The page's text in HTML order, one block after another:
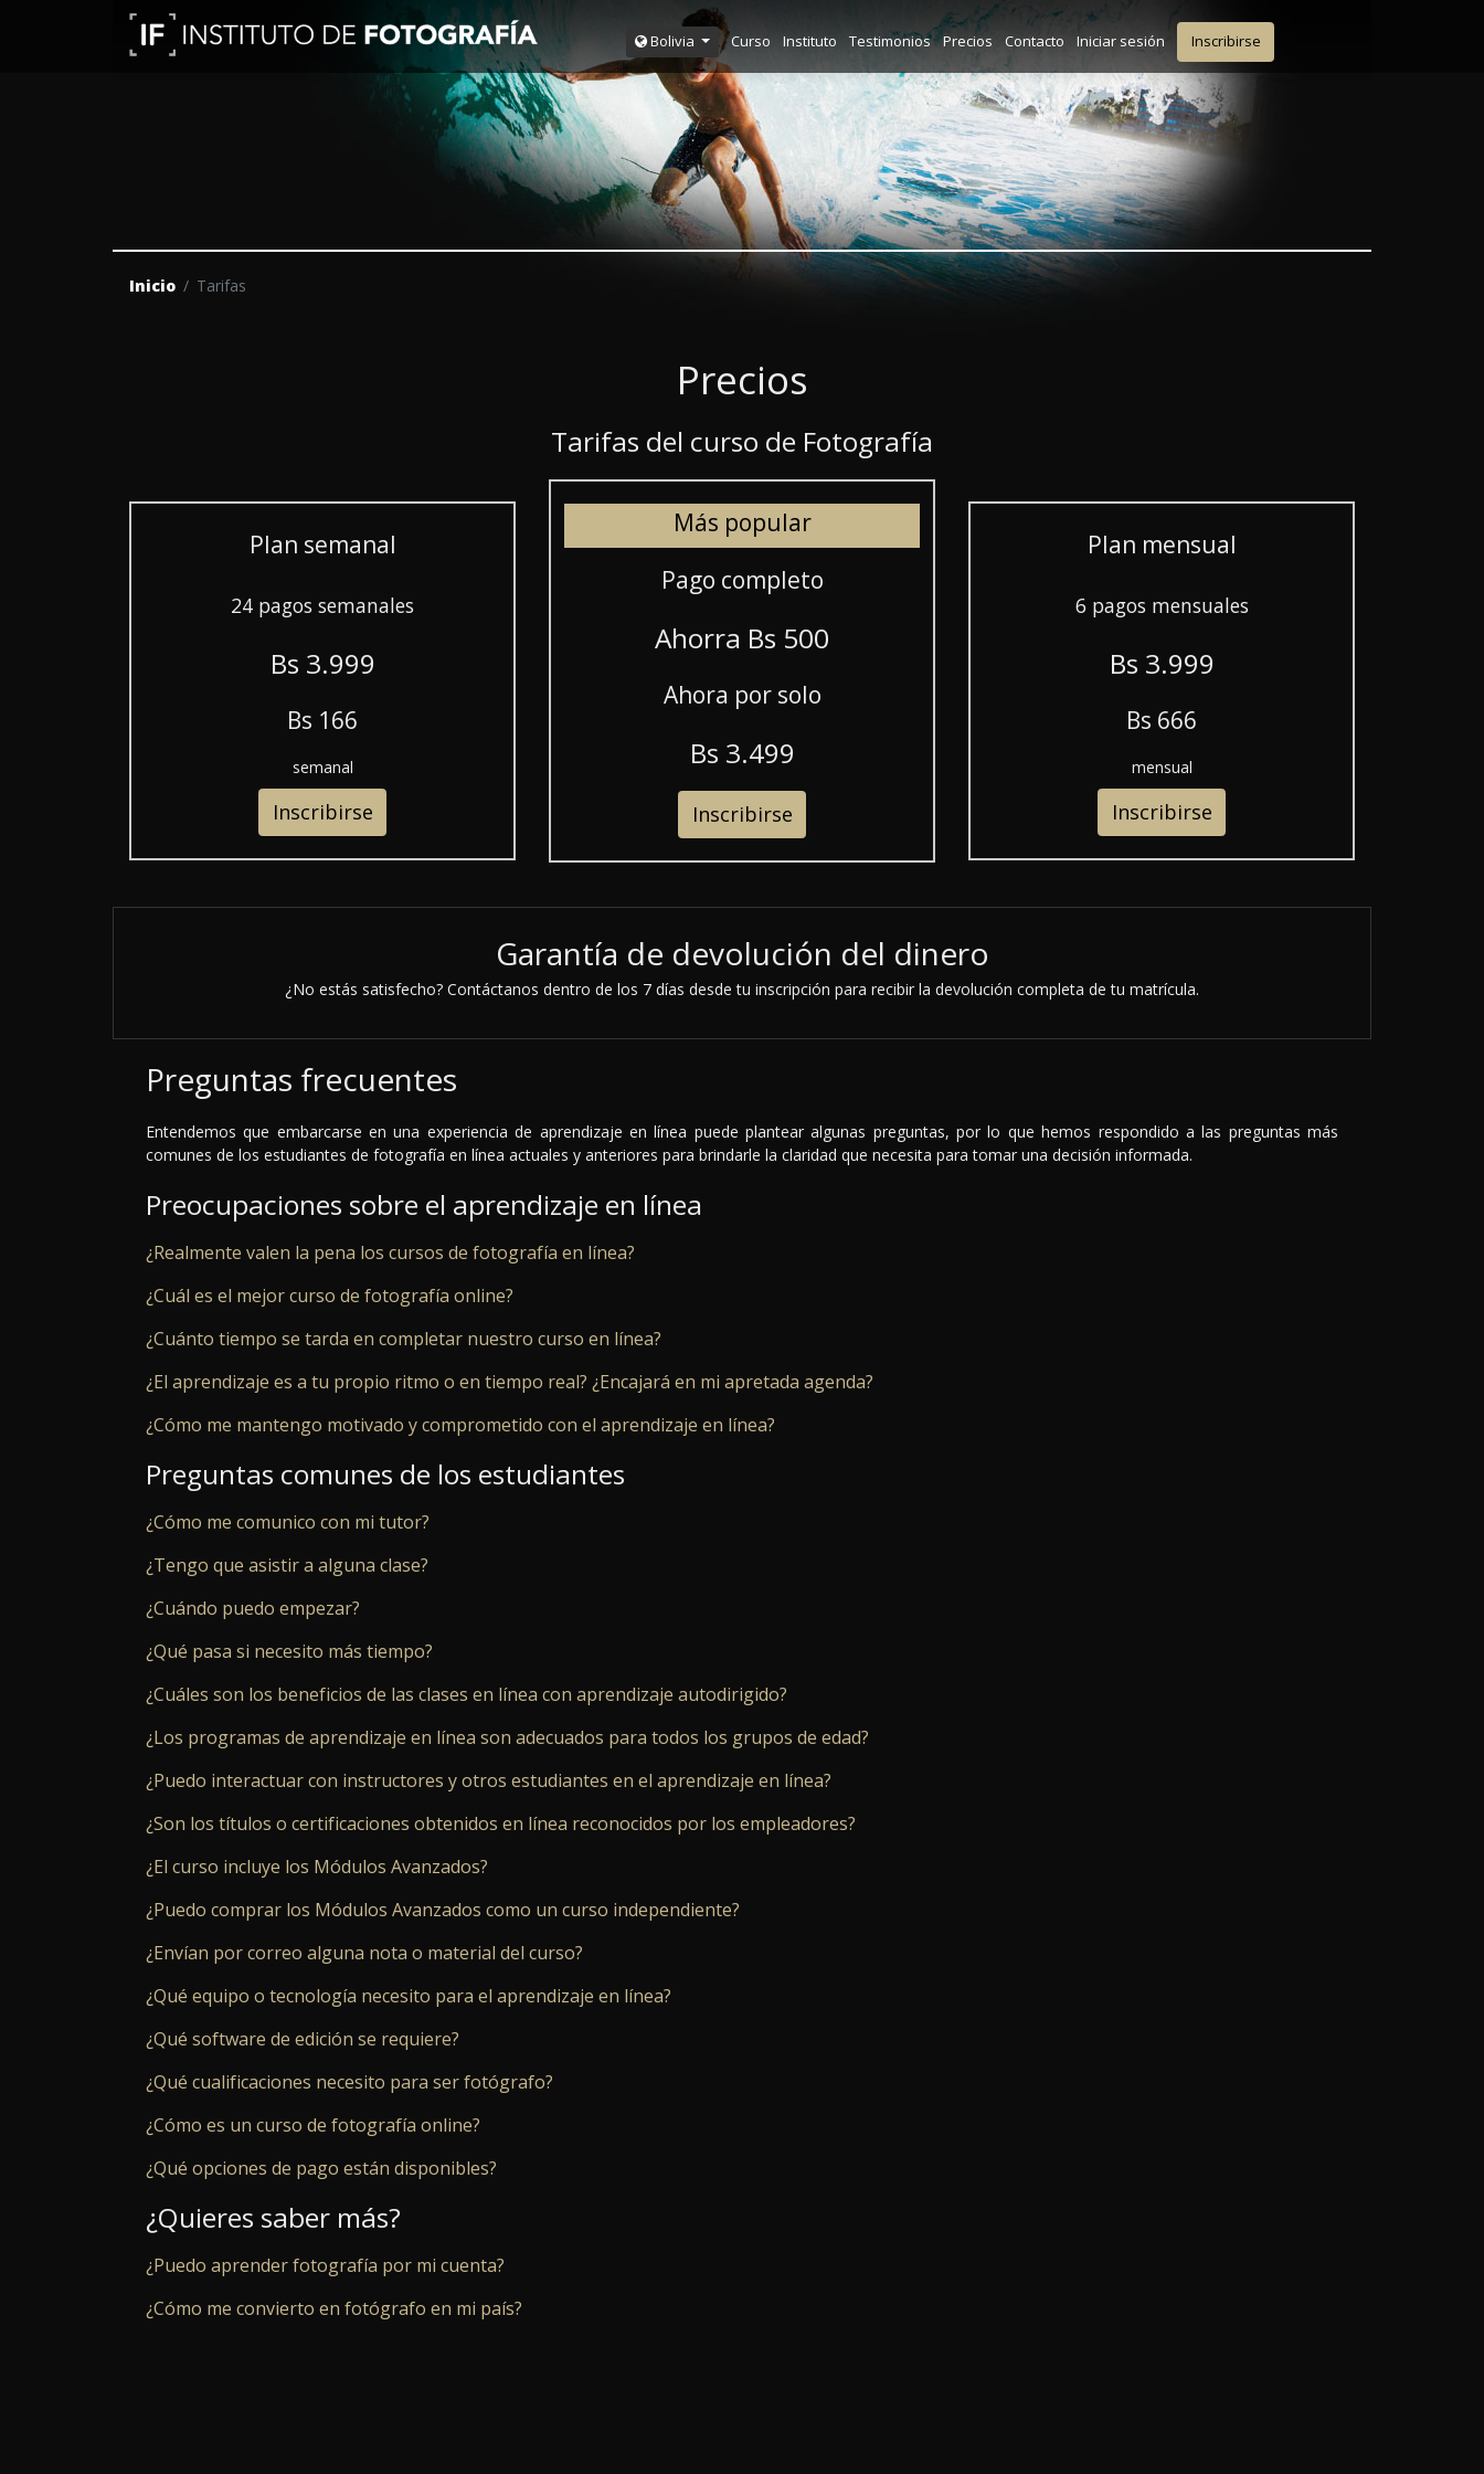
Bolivia Curso Instituto Testimonios Precios Contacto Iniciar sesión Inscribirse
Inicio Tarifas
Precios
Tarifas del curso de Fotografía
Más popular
Pago completo
Ahorra Bs 500
Ahora por solo
Bs 3.499
Inscribirse
Plan semanal
24 pagos semanales
Bs 3.999
Bs 166
semanal
Inscribirse
Plan mensual
6 pagos mensuales
Bs 3.999
Bs 666
mensual
Inscribirse
Garantía de devolución del dinero
¿No estás satisfecho? Contáctanos dentro de los 7 días desde tu inscripción para recibir la devolución completa de tu matrícula.
Preguntas frecuentes
Entendemos que embarcarse en una experiencia de aprendizaje en línea puede plantear algunas preguntas, por lo que hemos respondido a las preguntas más
comunes de los estudiantes de fotografía en línea actuales y anteriores para brindarle la claridad que necesita para tomar una decisión informada.
Preocupaciones sobre el aprendizaje en línea
¿Realmente valen la pena los cursos de fotografía en línea?
¿Cuál es el mejor curso de fotografía online?
¿Cuánto tiempo se tarda en completar nuestro curso en línea?
¿El aprendizaje es a tu propio ritmo o en tiempo real? ¿Encajará en mi apretada agenda?
¿Cómo me mantengo motivado y comprometido con el aprendizaje en línea?
Preguntas comunes de los estudiantes
¿Cómo me comunico con mi tutor?
¿Tengo que asistir a alguna clase?
¿Cuándo puedo empezar?
¿Qué pasa si necesito más tiempo?
¿Cuáles son los beneficios de las clases en línea con aprendizaje autodirigido?
¿Los programas de aprendizaje en línea son adecuados para todos los grupos de edad?
¿Puedo interactuar con instructores y otros estudiantes en el aprendizaje en línea?
¿Son los títulos o certificaciones obtenidos en línea reconocidos por los empleadores?
¿El curso incluye los Módulos Avanzados?
¿Puedo comprar los Módulos Avanzados como un curso independiente?
¿Envían por correo alguna nota o material del curso?
¿Qué equipo o tecnología necesito para el aprendizaje en línea?
¿Qué software de edición se requiere?
¿Qué cualificaciones necesito para ser fotógrafo?
¿Cómo es un curso de fotografía online?
¿Qué opciones de pago están disponibles?
¿Quieres saber más?
¿Puedo aprender fotografía por mi cuenta?
¿Cómo me convierto en fotógrafo en mi país?